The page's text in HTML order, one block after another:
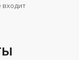
входит